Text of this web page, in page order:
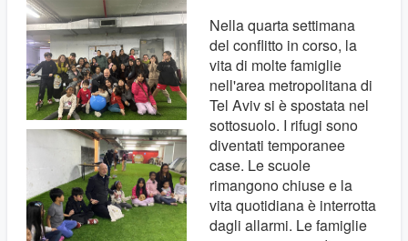
Nella quarta settimana
del conflitto in corso, la
vita di molte famiglie
nell'area metropolitana di
Tel Aviv si è spostata nel
sottosuolo. I rifugi sono
diventati temporanee
case. Le scuole
rimangono chiuse e la
vita quotidiana è interrotta
dagli allarmi. Le famiglie